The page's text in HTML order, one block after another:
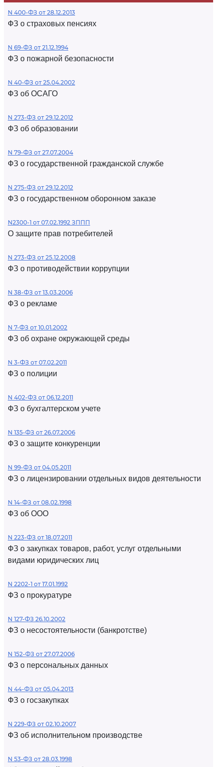
N 400-ФЗ от 28.12.2013
ФЗ о страховых пенсиях
N 69-ФЗ от 21.12.1994
ФЗ о пожарной безопасности
N 40-ФЗ от 25.04.2002
ФЗ об ОСАГО
N 273-ФЗ от 29.12.2012
ФЗ об образовании
N 79-ФЗ от 27.07.2004
ФЗ о государственной гражданской службе
N 275-ФЗ от 29.12.2012
ФЗ о государственном оборонном заказе
N2300-1 от 07.02.1992 ЗППП
О защите прав потребителей
N 273-ФЗ от 25.12.2008
ФЗ о противодействии коррупции
N 38-ФЗ от 13.03.2006
ФЗ о рекламе
N 7-ФЗ от 10.01.2002
ФЗ об охране окружающей среды
N 3-ФЗ от 07.02.2011
ФЗ о полиции
N 402-ФЗ от 06.12.2011
ФЗ о бухгалтерском учете
N 135-ФЗ от 26.07.2006
ФЗ о защите конкуренции
N 99-ФЗ от 04.05.2011
ФЗ о лицензировании отдельных видов деятельности
N 14-ФЗ от 08.02.1998
ФЗ об ООО
N 223-ФЗ от 18.07.2011
ФЗ о закупках товаров, работ, услуг отдельными
видами юридических лиц
N 2202-1 от 17.01.1992
ФЗ о прокуратуре
N 127-ФЗ 26.10.2002
ФЗ о несостоятельности (банкротстве)
N 152-ФЗ от 27.07.2006
ФЗ о персональных данных
N 44-ФЗ от 05.04.2013
ФЗ о госзакупках
N 229-ФЗ от 02.10.2007
ФЗ об исполнительном производстве
N 53-ФЗ от 28.03.1998